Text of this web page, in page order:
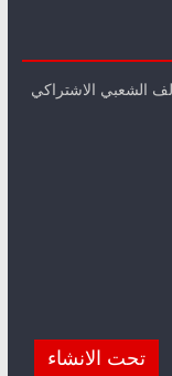
الشعبي الاشتراكي
تحت الانشاء